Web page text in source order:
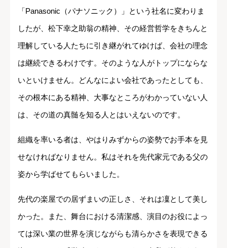
「Panasonic（パナソニック）」という社名に変わりま
したが、松下幸之助翁の精神、その経営哲学をきちんと
理解している人たちに引き継がれてゆけば、会社の理念
は継続できるわけです。そのような人がトップにならな
いといけません。どんなによい会社であったとしても、
その根本にある精神、大事なところがわかっていない人
は、その道の真髄を知る人とはいえないのです。
組織を率いる者は、やはりみずからの姿勢でお手本を見
せなければなりません。私はそれを先代家元である父の
姿から学ばせてもらいました。
先代の楽屋での居ずまいの正しさ、それは凜として美し
かった。また、舞台における清潔感、演目のお役によっ
ては深い業の世界を演じながらも清らかさを表現できる